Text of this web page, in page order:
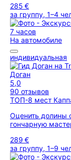
285 €
за группу, 1–4
7 часов
На автомобиле
индивидуальная
Доган
5,0
90 отзывов
ТОП-8 мест
Оценить долины
гончарную
289 €
за группу, 1–9